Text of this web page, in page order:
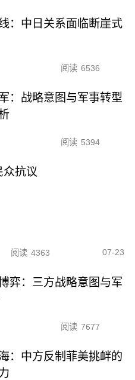
：中日关系面临断崖式
阅读 6536
：战略意图与军事转型
阅读 5394
众抗议
阅读 4363 07-23
弈：三方战略意图与军
阅读 7677
：中方反制菲美挑衅的